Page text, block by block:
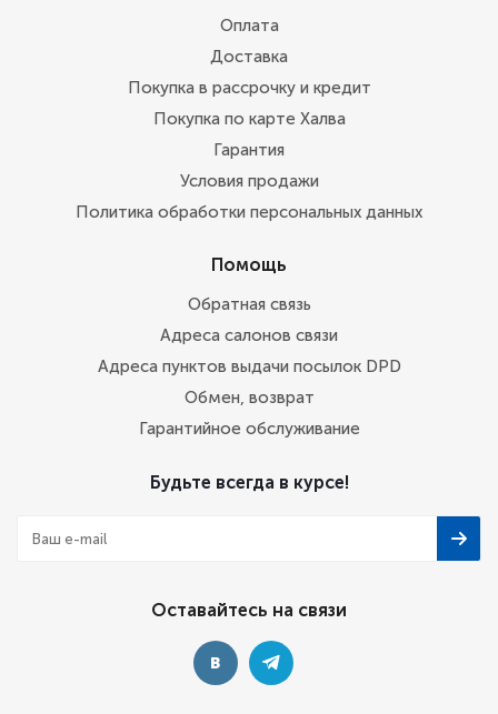
Оплата
Доставка
Покупка в рассрочку и кредит
Покупка по карте Халва
Гарантия
Условия продажи
Политика обработки персональных данных
Помощь
Обратная связь
Адреса салонов связи
Адреса пунктов выдачи посылок DPD
Обмен, возврат
Гарантийное обслуживание
Будьте всегда в курсе!
Оставайтесь на связи